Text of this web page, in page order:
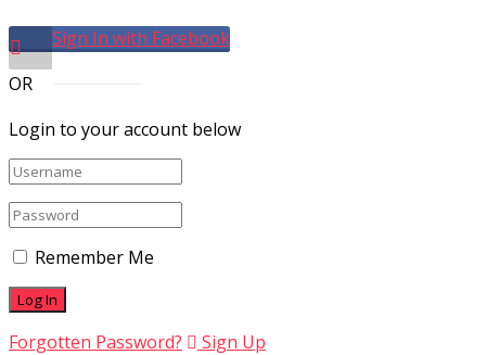
Sign In with Facebook
OR
Login to your account below
Remember Me
Forgotten Password? Sign Up